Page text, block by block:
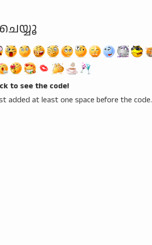
to see the code!
added at least one space before the code.